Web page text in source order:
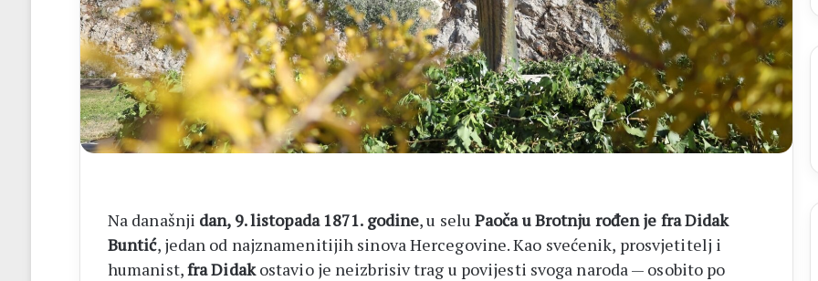
Na današnji dan, 9. listopada 1871. godine, u seluPaoča u Brotnju rođen je fra Didak
Buntić, jedan od najznamenitijih sinova Hercegovine. Kao svećenik, prosvjetitelj i
humanist,fra Didakostavio je neizbrisiv trag u povijesti svoga naroda — osobito po